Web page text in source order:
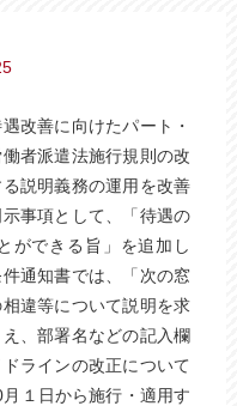
改善に向けたパート・
者派遣法施行規則の改
説明義務の運用を改善
事項として、「待遇の
ができる旨」を追加し
通知書では、「次の窓
違等について説明を求
、部署名などの記入欄
ラインの改正について
１日から施行・適用す